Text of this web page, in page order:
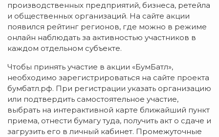
производственных предприятий, бизнеса, ретейла
и общественных организаций. На сайте акции
появился рейтинг регионов, где можно в режиме
онлайн наблюдать за активностью участников в
каждом отдельном субъекте.
Чтобы принять участие в акции «БумБатл»,
необходимо зарегистрироваться на сайте проекта
бумбатл.рф. При регистрации указать организацию
или подтвердить самостоятельное участие,
выбрать на интерактивной карте ближайший пункт
приема, отнести бумагу туда, получить акт о сдаче и
загрузить его в личный кабинет. Промежуточные